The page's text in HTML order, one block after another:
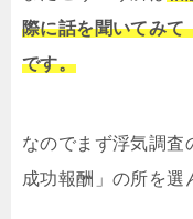
際に話を聞いてみて
です。
なのでまず浮気調査
成功報酬」の所を選